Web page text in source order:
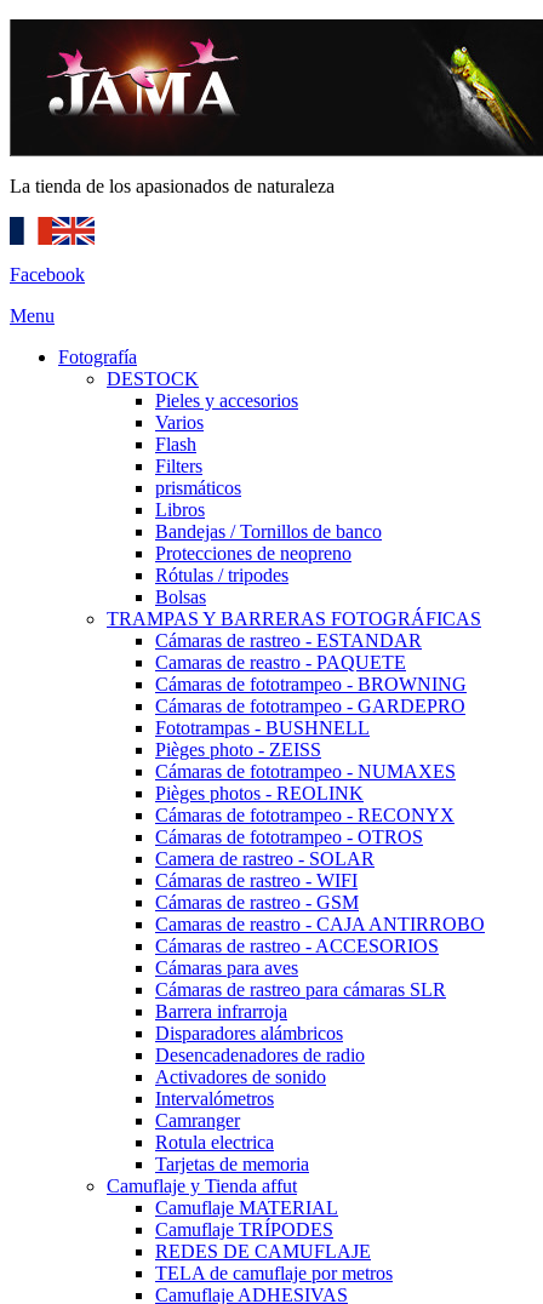
La tienda de los apasionados de naturaleza
Facebook
Menu
Fotografía
DESTOCK
Pieles y accesorios
Varios
Flash
Filters
prismáticos
Libros
Bandejas / Tornillos de banco
Protecciones de neopreno
Rótulas / tripodes
Bolsas
TRAMPAS Y BARRERAS FOTOGRÁFICAS
Cámaras de rastreo - ESTANDAR
Camaras de reastro - PAQUETE
Cámaras de fototrampeo - BROWNING
Cámaras de fototrampeo - GARDEPRO
Fototrampas - BUSHNELL
Pièges photo - ZEISS
Cámaras de fototrampeo - NUMAXES
Pièges photos - REOLINK
Cámaras de fototrampeo - RECONYX
Cámaras de fototrampeo - OTROS
Camera de rastreo - SOLAR
Cámaras de rastreo - WIFI
Cámaras de rastreo - GSM
Camaras de reastro - CAJA ANTIRROBO
Cámaras de rastreo - ACCESORIOS
Cámaras para aves
Cámaras de rastreo para cámaras SLR
Barrera infrarroja
Disparadores alámbricos
Desencadenadores de radio
Activadores de sonido
Intervalómetros
Camranger
Rotula electrica
Tarjetas de memoria
Camuflaje y Tienda affut
Camuflaje MATERIAL
Camuflaje TRÍPODES
REDES DE CAMUFLAJE
TELA de camuflaje por metros
Camuflaje ADHESIVAS